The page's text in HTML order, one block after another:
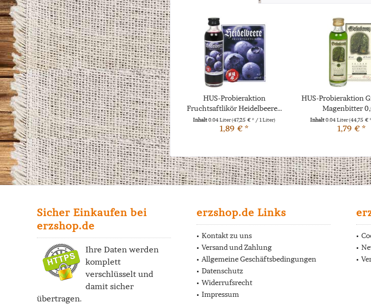
HUS-Probieraktion
Fruchtsaftlikör Heidelbeere...
Inhalt0.04 Liter(47,25 € * / 1 Liter)
1,89 € *
HUS-Probieraktion
Magenbitter
Inhalt0.04 Liter(44,75 €
1,79 € *
Sicher Einkaufen bei
erzshop.de
Ihre Daten werden
komplett
verschlüsselt und
damit sicher
übertragen.
erzshop.de Links
Kontakt zu uns
Versand und Zahlung
Allgemeine Geschäftsbedingungen
Datenschutz
Widerrufsrecht
Impressum